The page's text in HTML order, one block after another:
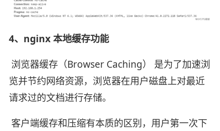
4、nginx 本地缓存功能
​ 浏览器缓存（Browser Caching） 是为了加速浏
览并节约网络资源，浏览器在用户磁盘上对最近
请求过的文档进行存储。
​ 客户端缓存和压缩有本质的区别，用户第一次下